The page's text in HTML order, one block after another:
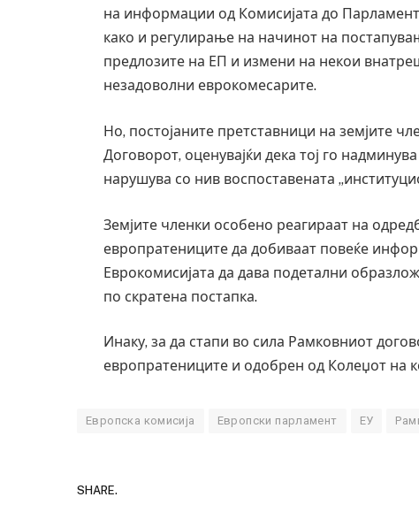
на информации од Комисијата до
како и регулирање на начинот на
предлозите на ЕП и измени на некои
незадоволни еврокомесарите.
Но, постојаните претставници на земјите
Договорот, оценувајќи дека тој го
нарушува со нив воспоставената
Земјите членки особено реагираат на
европратениците да добиваат повеќе
Еврокомисијата да дава подетални
по скратена постапка.
Инаку, за да стапи во сила Рамковниот
европратениците и одобрен од Колеџот на
Европска комисија Европски парламент ЕУ
SHARE.
Уште двајца починаа од повредите
во главниот град на Русуија –